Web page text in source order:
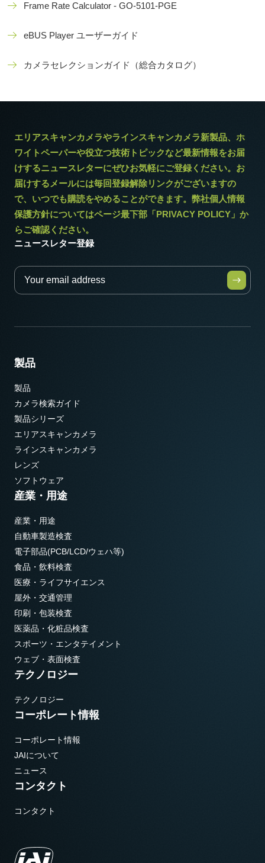
Frame Rate Calculator - GO-5101-PGE
eBUS Player ユーザーガイド
カメラセレクションガイド（総合カタログ）
エリアスキャンカメラやラインスキャンカメラ新製品、ホ
ワイトペーパーや役立つ技術トピックなど最新情報をお届
けするニュースレターにぜひお気軽にご登録ください。お
届けするメールには毎回登録解除リンクがございますの
で、いつでも購読をやめることができます。弊社個人情報
保護方針についてはページ最下部「PRIVACY POLICY」か
らご確認ください。
ニュースレター登録
製品
製品
カメラ検索ガイド
製品シリーズ
エリアスキャンカメラ
ラインスキャンカメラ
レンズ
ソフトウェア
産業・用途
産業・用途
自動車製造検査
電子部品(PCB/LCD/ウェハ等)
食品・飲料検査
医療・ライフサイエンス
屋外・交通管理
印刷・包装検査
医薬品・化粧品検査
スポーツ・エンタテイメント
ウェブ・表面検査
テクノロジー
テクノロジー
コーポレート情報
コーポレート情報
JAIについて
ニュース
コンタクト
コンタクト